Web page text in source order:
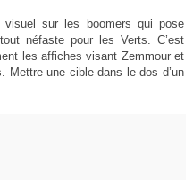
sur les boomers qui pose
néfaste pour les Verts. C’est
les affiches visant Zemmour et
Mettre une cible dans le dos d’un